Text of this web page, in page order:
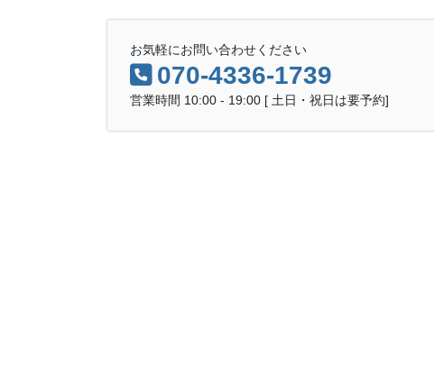
お気軽にお問い合わせください
070-4336-1739
営業時間 10:00 - 19:00 [ 土日・祝日は要予約]